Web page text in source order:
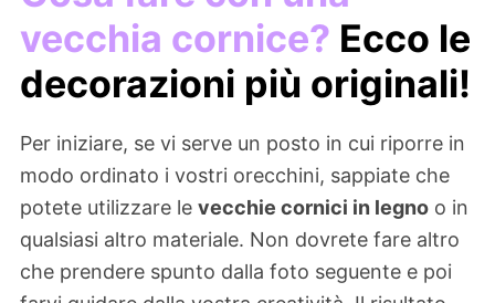
vecchia cornice? Ecco le
decorazioni più originali!
Per iniziare, se vi serve un posto in cui riporre in
modo ordinato i vostri orecchini, sappiate che
potete utilizzare le vecchie cornici in legno o in
qualsiasi altro materiale. Non dovrete fare altro
che prendere spunto dalla foto seguente e poi